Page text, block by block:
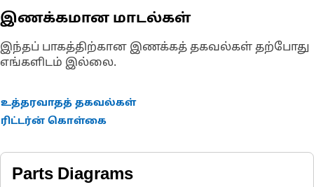
இணக்கமான மாடல்கள்
இந்தப் பாகத்திற்கான இணக்கத் தகவல்கள் தற்போது
எங்களிடம் இல்லை.
உத்தரவாதத் தகவல்கள்
ரிட்டர்ன் கொள்கை
Parts Diagrams